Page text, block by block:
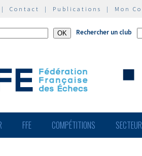
| Contact | Publications | Mon
Rechercher un club
FFE COMPÉTITIONS